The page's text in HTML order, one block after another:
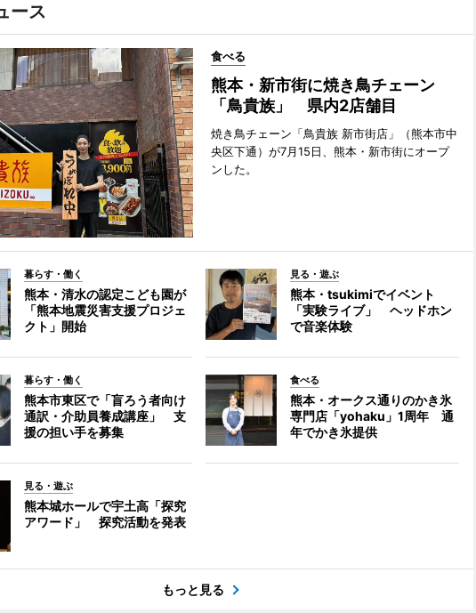
ース
食べる
熊本・新市街に焼き鳥チェーン
「鳥貴族」 県内2店舗目
焼き鳥チェーン「鳥貴族 新市街店」（熊本市中
央区下通）が7月15日、熊本・新市街にオープ
ンした。
暮らす・働く
熊本・清水の認定こども園が
「熊本地震災害支援プロジェ
クト」開始
見る・遊ぶ
熊本・tsukimiでイベント
「実験ライブ」 ヘッドホン
で音楽体験
暮らす・働く
熊本市東区で「盲ろう者向け
通訳・介助員養成講座」 支
援の担い手を募集
食べる
熊本・オークス通りのかき氷
専門店「yohaku」1周年 通
年でかき氷提供
見る・遊ぶ
熊本城ホールで宇土高「探究
アワード」 探究活動を発表
もっと見る